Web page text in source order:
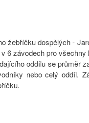
žebříčku dospělých -
6 závodech pro
oddílu se průměr
nebo celý oddíl.